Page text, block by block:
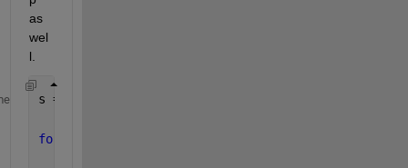
as
wel
l.
s = struct();
for